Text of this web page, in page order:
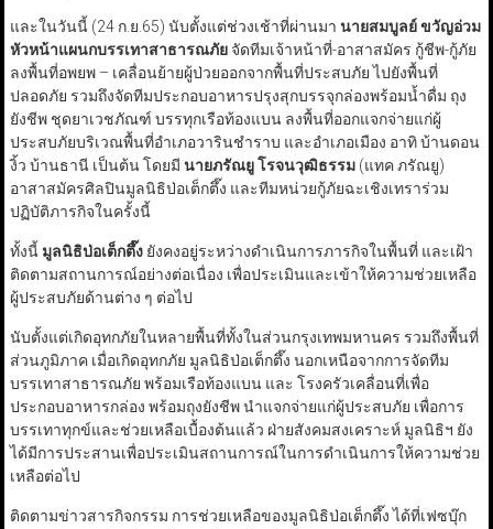
และในวันนี้ (24 ก.ย.65) นับตั้งแต่ช่วงเช้าที่ผ่านมา นายสมบูลย์ ขวัญอ่วม
หัวหน้าแผนกบรรเทาสาธารณภัยจัดทีมเจ้าหน้าที่-อาสาสมัคร กู้ชีพ-กู้ภัย
ลงพื้นที่อพยพ – เคลื่อนย้ายผู้ป่วยออกจากพื้นที่ประสบภัย ไปยังพื้นที่
ปลอดภัย รวมถึงจัดทีมประกอบอาหารปรุงสุกบรรจุกล่องพร้อมน้ำดื่ม ถุง
ยังชีพ ชุดยาเวชภัณฑ์ บรรทุกเรือท้องแบน ลงพื้นที่ออกแจกจ่ายแก่ผู้
ประสบภัยบริเวณพื้นที่อำเภอวารินชำราบ และอำเภอเมือง อาทิ บ้านดอน
งิ้ว บ้านธานี เป็นต้น โดยมี นายภรัณยู โรจนวุฒิธรรม(แทค ภรัณยู)
อาสาสมัครศิลปินมูลนิธิป่อเต็กตึ๊ง และทีมหน่วยกู้ภัยฉะเชิงเทราร่วม
ปฏิบัติภารกิจในครั้งนี้
ทั้งนี้ มูลนิธิป่อเต็กตึ๊งยังคงอยู่ระหว่างดำเนินการภารกิจในพื้นที่ และเฝ้า
ติดตามสถานการณ์อย่างต่อเนื่อง เพื่อประเมินและเข้าให้ความช่วยเหลือ
ผู้ประสบภัยด้านต่าง ๆ ต่อไป
นับตั้งแต่เกิดอุทกภัยในหลายพื้นที่ทั้งในส่วนกรุงเทพมหานคร รวมถึงพื้นที่
ส่วนภูมิภาค เมื่อเกิดอุทกภัย มูลนิธิป่อเต็กตึ๊ง นอกเหนือจากการจัดทีม
บรรเทาสาธารณภัย พร้อมเรือท้องแบน และ โรงครัวเคลื่อนที่เพื่อ
ประกอบอาหารกล่อง พร้อมถุงยังชีพ นำแจกจ่ายแก่ผู้ประสบภัย เพื่อการ
บรรเทาทุกข์และช่วยเหลือเบื้องต้นแล้ว ฝ่ายสังคมสงเคราะห์ มูลนิธิฯ ยัง
ได้มีการประสานเพื่อประเมินสถานการณ์ในการดำเนินการให้ความช่วย
เหลือต่อไป
ติดตามข่าวสารกิจกรรม การช่วยเหลือของมูลนิธิป่อเต็กตึ๊ง ได้ที่เฟซบุ๊ก